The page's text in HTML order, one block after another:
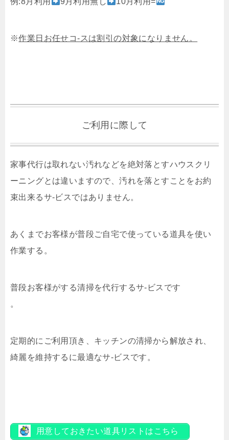
※作業日お任せコ-スは割引の対象になりません。
ご利用に際して
家事代行は取れない汚れなどを絶対落とすハウスクリ
ーニングとは違いますので、汚れを落とすことをお約
束出来るサ-ビスではありません。
あくまでお客様が普段ご自宅で使っている道具を使い
作業する。
普段お客様がする清掃を代行するサ-ビスです
。
定期的にご利用頂き、キッチンの清掃から解放され、
綺麗を維持するに最適なサ-ビスです。
用意しておきたい道具リストはこちら